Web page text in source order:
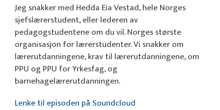
Jeg snakker med Hedda Eia Vestad, hele Norges
sjefslærerstudent, eller lederen av
pedagogstudentene om du vil. Norges største
organisasjon for lærerstudenter. Vi snakker om
lærerutdanningene, krav til lærerutdanningene, om
PPU og PPU for Yrkesfag, og
barnehagelærerutdanningen.
Lenke til episoden på Soundcloud